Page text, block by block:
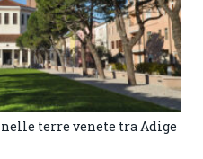
terre venete tra Adige